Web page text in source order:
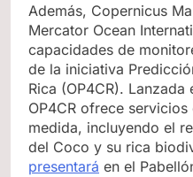
Además, Copernicus
Mercator Ocean
capacidades de
de la iniciativa
Rica (OP4CR).
OP4CR ofrece
medida, incluyendo el
del Coco y su rica
presentará en el